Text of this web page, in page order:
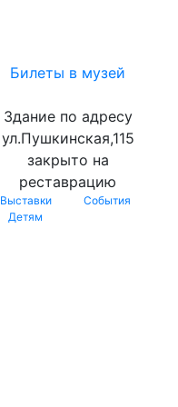
Билеты в музей
Здание по адресу
ул.Пушкинская,115
закрыто на
реставрацию
Выставки
События
Детям